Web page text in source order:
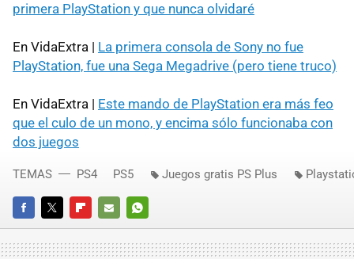
primera PlayStation y que nunca olvidaré
En VidaExtra | La primera consola de Sony no fue
PlayStation, fue una Sega Megadrive (pero tiene truco)
En VidaExtra | Este mando de PlayStation era más feo
que el culo de un mono, y encima sólo funcionaba con
dos juegos
FACEBOOKTWITTERFLIPBOARD
E-
MAIL
WHATSAPP
TEMAS PS4 PS5 Juegos gratis PS Plus